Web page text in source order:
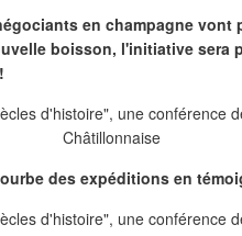
en champagne vont
boisson, l'initiative sera
des expéditions en